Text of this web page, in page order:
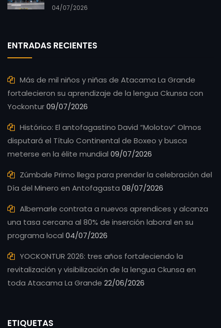
04/07/2026
ENTRADAS RECIENTES
Más de mil niños y niñas de Atacama La Grande
fortalecieron su aprendizaje de la lengua Ckunsa con
Yockontur09/07/2026
Histórico: El antofagastino David “Molotov” Olmos
disputará el Título Continental de Boxeo y busca
meterse en la élite mundial 09/07/2026
Zúmbale Primo llega para prender la celebración del
Día del Minero en Antofagasta 08/07/2026
Albemarle contrata a nuevos aprendices y alcanza
una tasa cercana al 80% de inserción laboral en su
programa local 04/07/2026
YOCKONTUR 2026: tres años fortaleciendo la
revitalización y visibilización de la lengua Ckunsa en
toda Atacama La Grande 22/06/2026
ETIQUETAS